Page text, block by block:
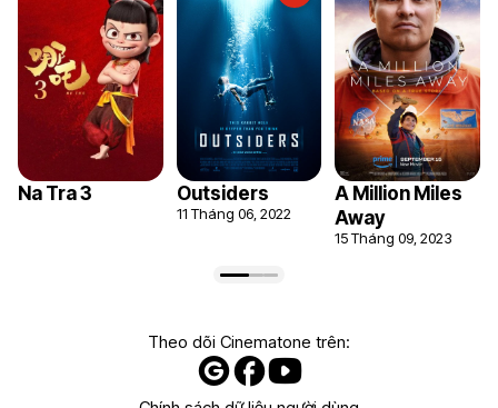
Na Tra 3 Outsiders
11 Tháng 06, 2022
A Million Miles
Away
15 Tháng 09, 2023
Theo dõi Cinematone trên: